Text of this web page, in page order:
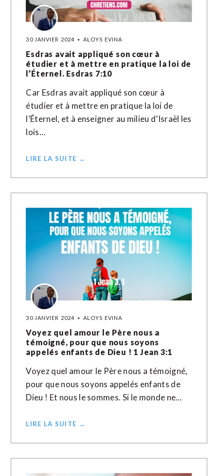
30 JANVIER 2024 ALOYS EVINA
Esdras avait appliqué son cœur à
étudier et à mettre en pratique la loi de
l’Éternel. Esdras 7:10
Car Esdras avait appliqué son cœur à
étudier et à mettre en pratique la loi de
l’Éternel, et à enseigner au milieu d’Israël les
lois…
LIRE LA SUITE →
30 JANVIER 2024 ALOYS EVINA
Voyez quel amour le Père nous a
témoigné, pour que nous soyons
appelés enfants de Dieu ! 1 Jean 3:1
Voyez quel amour le Père nous a témoigné,
pour que nous soyons appelés enfants de
Dieu ! Et nous le sommes. Si le monde ne…
LIRE LA SUITE →